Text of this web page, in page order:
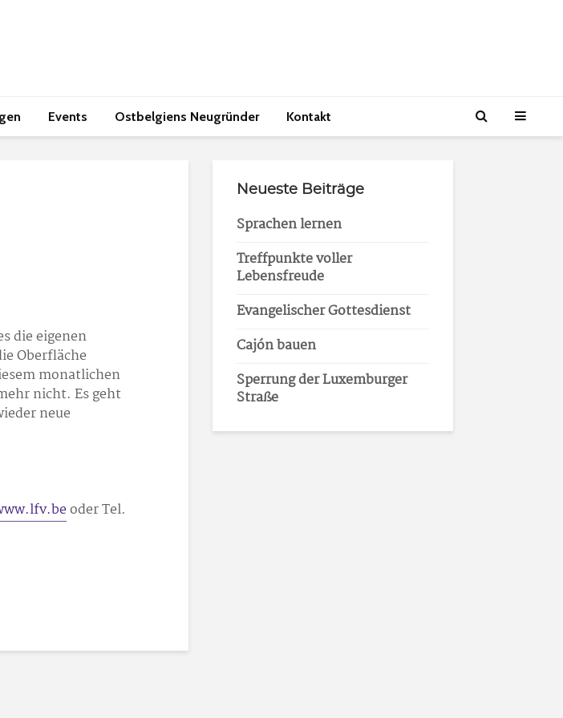
Events Ostbelgiens Neugründer Kontakt
die eigenen
Oberfläche
monatlichen
nicht. Es geht
neue
oder Tel.
Neueste Beiträge
Sprachen lernen
Treffpunkte voller
Lebensfreude
Evangelischer Gottesdienst
Cajón bauen
Sperrung der Luxemburger
Straße